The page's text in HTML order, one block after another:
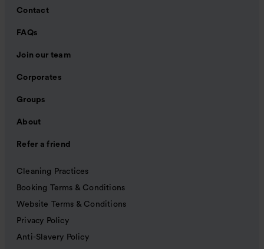
Contact
FAQs
Join our team
Corporates
Groups
About
Refer a friend
Cleaning Practices
Booking Terms & Conditions
Website Terms & Conditions
Privacy Policy
Anti-Slavery Policy